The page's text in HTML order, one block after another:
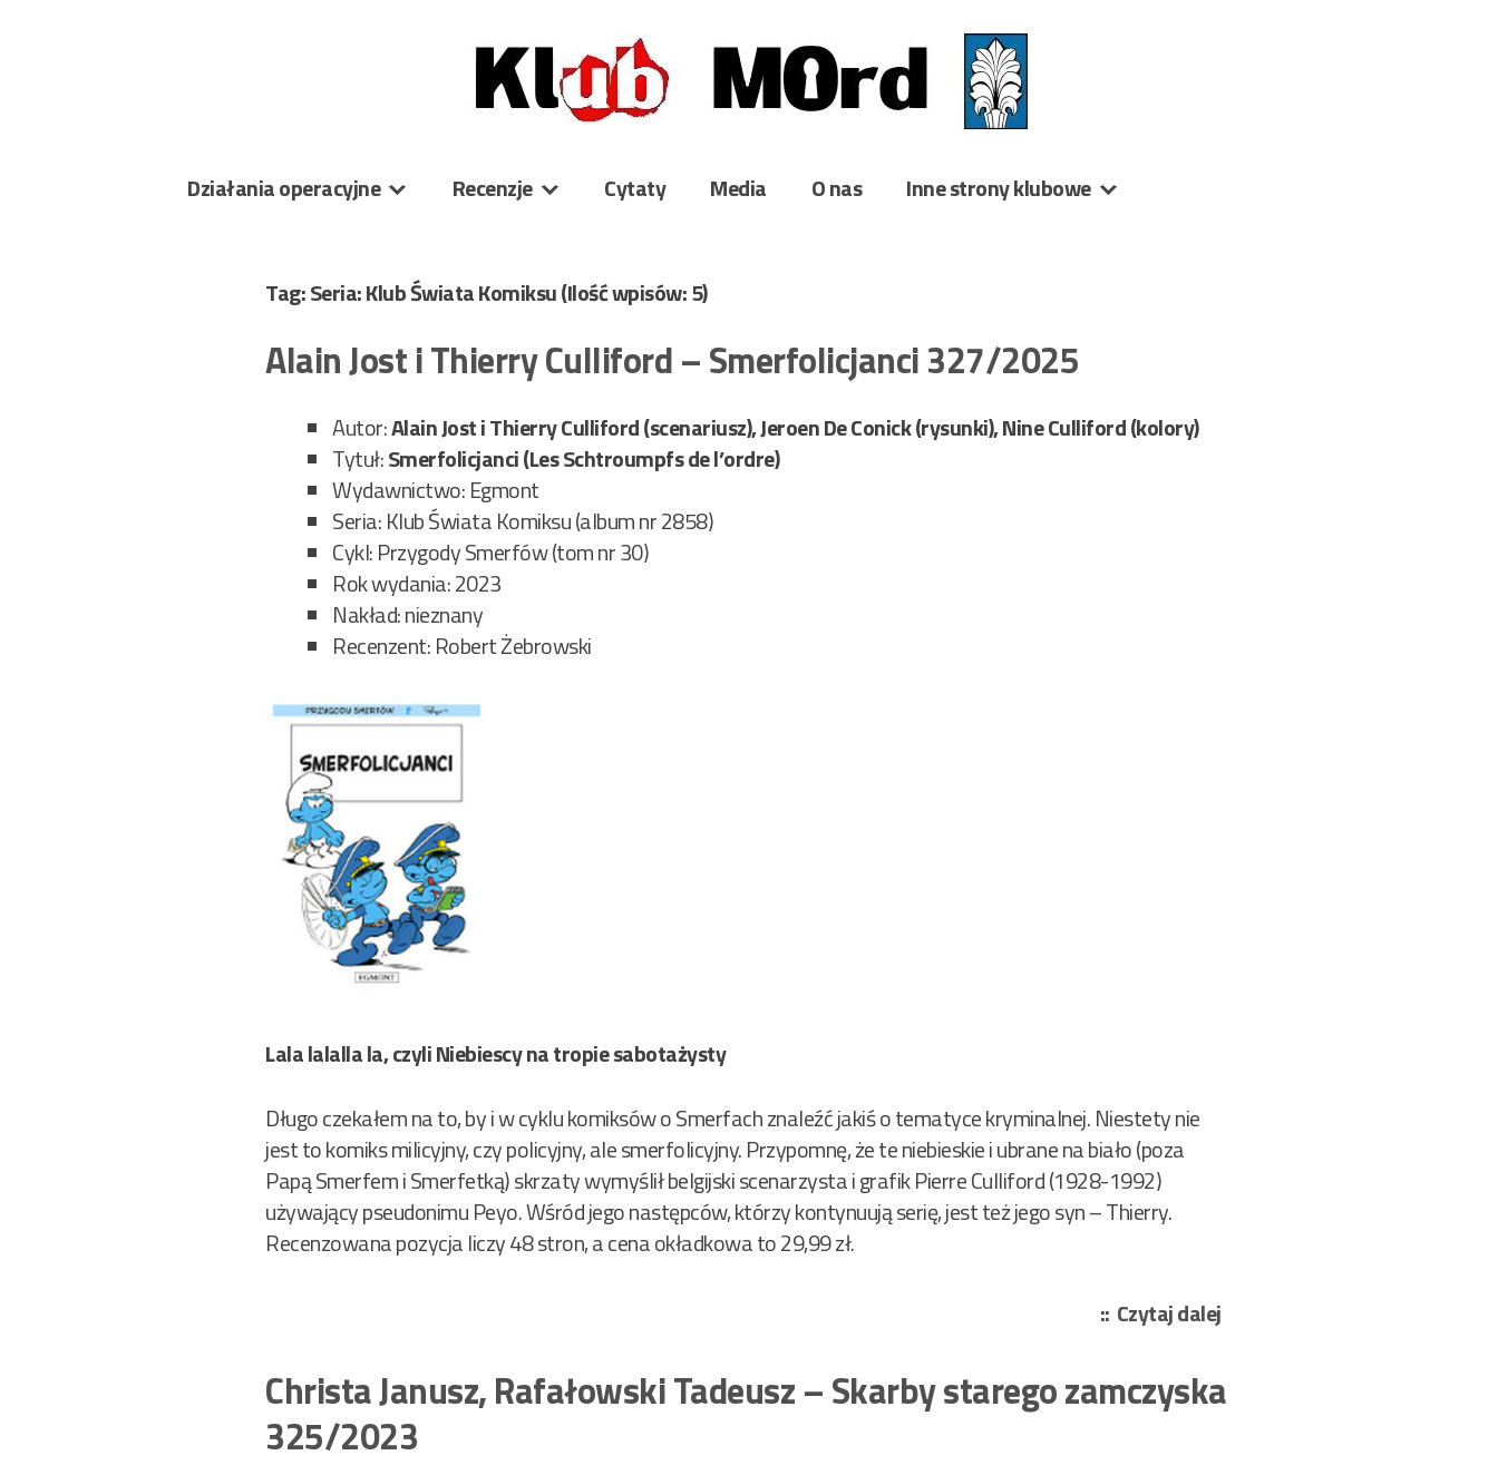
Działania operacyjne Recenzje Cytaty Media O nas Inne strony klubowe
Tag: Seria: Klub Świata Komiksu(Ilość wpisów: 5)
Alain Jost i Thierry Culliford – Smerfolicjanci 327/2025
Autor:Alain Jost i Thierry Culliford (scenariusz), Jeroen De Conick (rysunki), Nine Culliford (kolory)
Tytuł:Smerfolicjanci (Les Schtroumpfs de l’ordre)
Wydawnictwo: Egmont
Seria: Klub Świata Komiksu (album nr 2858)
Cykl: Przygody Smerfów (tom nr 30)
Rok wydania: 2023
Nakład: nieznany
Recenzent: Robert Żebrowski
Lala lalalla la, czyli Niebiescy na tropie sabotażysty
Długo czekałem na to, by i w cyklu komiksów o Smerfach znaleźć jakiś o tematyce kryminalnej. Niestety nie
jest to komiks milicyjny, czy policyjny, ale smerfolicyjny. Przypomnę, że te niebieskie i ubrane na biało (poza
Papą Smerfem i Smerfetką) skrzaty wymyślił belgijski scenarzysta i grafik Pierre Culliford (1928-1992)
używający pseudonimu Peyo. Wśród jego następców, którzy kontynuują serię, jest też jego syn – Thierry.
Recenzowana pozycja liczy 48 stron, a cena okładkowa to 29,99 zł.
Czytaj dalej„Alain
Thierry
Christa Janusz, Rafałowski Tadeusz – Skarby starego zamczyska
325/2023